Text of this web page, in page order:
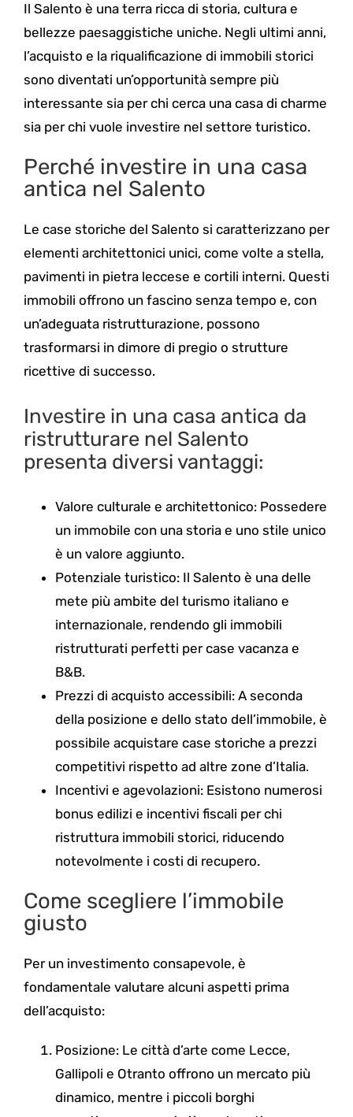
Il Salento è una terra ricca di storia, cultura e
bellezze paesaggistiche uniche. Negli ultimi anni,
l’acquisto e la riqualificazione di immobili storici
sono diventati un’opportunità sempre più
interessante sia per chi cerca una casa di charme
sia per chi vuole investire nel settore turistico.
Perché investire in una casa
antica nel Salento
Le case storiche del Salento si caratterizzano per
elementi architettonici unici, come volte a stella,
pavimenti in pietra leccese e cortili interni. Questi
immobili offrono un fascino senza tempo e, con
un’adeguata ristrutturazione, possono
trasformarsi in dimore di pregio o strutture
ricettive di successo.
Investire in una casa antica da
ristrutturare nel Salento
presenta diversi vantaggi:
Valore culturale e architettonico: Possedere
un immobile con una storia e uno stile unico
è un valore aggiunto.
Potenziale turistico: Il Salento è una delle
mete più ambite del turismo italiano e
internazionale, rendendo gli immobili
ristrutturati perfetti per case vacanza e
B&B.
Prezzi di acquisto accessibili: A seconda
della posizione e dello stato dell’immobile, è
possibile acquistare case storiche a prezzi
competitivi rispetto ad altre zone d’Italia.
Incentivi e agevolazioni: Esistono numerosi
bonus edilizi e incentivi fiscali per chi
ristruttura immobili storici, riducendo
notevolmente i costi di recupero.
Come scegliere l’immobile
giusto
Per un investimento consapevole, è
fondamentale valutare alcuni aspetti prima
dell’acquisto:
Posizione: Le città d’arte come Lecce,
Gallipoli e Otranto offrono un mercato più
dinamico, mentre i piccoli borghi